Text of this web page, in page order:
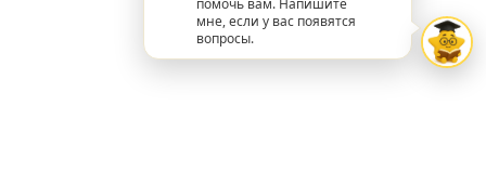
помочь вам. Напишите
мне, если у вас появятся
вопросы.